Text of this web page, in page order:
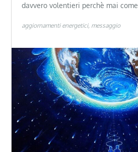
davvero volentieri perchè mai come
aggiornamenti energetici messaggio